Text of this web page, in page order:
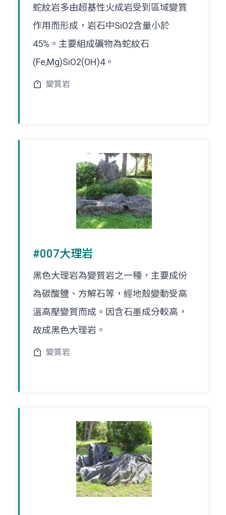
蛇紋岩多由超基性火成岩受到區域變質
作用而形成，岩石中SiO2含量小於
45%。主要組成礦物為蛇紋石
(Fe,Mg)SiO2(OH)4。
變質岩
#007大理岩
黑色大理岩為變質岩之一種，主要成份
為碳酸鹽、方解石等，經地殼變動受高
溫高壓變質而成。因含石墨成分較高，
故成黑色大理岩。
變質岩